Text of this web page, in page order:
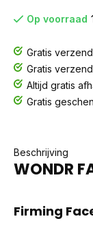
Op voorraad
Gratis
Gratis
Altijd gratis
Gratis
Beschrijving
WONDR
Firming